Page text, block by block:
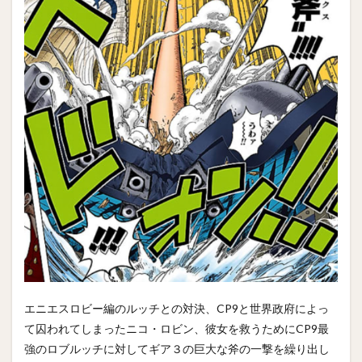
エニエスロビー編のルッチとの対決、CP9と世界政府によっ
て囚われてしまったニコ・ロビン、彼女を救うためにCP9最
強のロブルッチに対してギア３の巨大な斧の一撃を繰り出し